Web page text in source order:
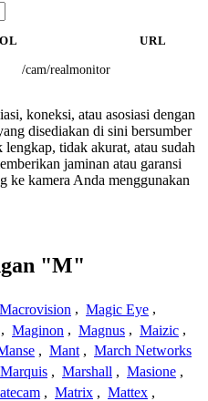
URL
/cam/realmonitor
koneksi, atau asosiasi dengan
disediakan di sini bersumber
tidak akurat, atau sudah
jaminan atau garansi
ke kamera Anda menggunakan
"M"
Macrovision , Magic Eye ,
, Maginon , Magnus , Maizic ,
, Mant , March Networks
Marquis , Marshall , Masione ,
, Matrix , Mattex ,